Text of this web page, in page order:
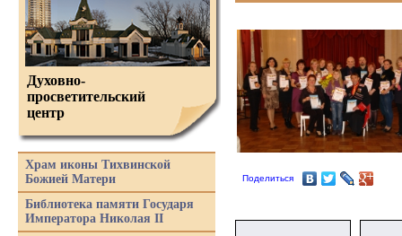
Поделиться
Духовно-
просветительский
центр
Храм иконы Тихвинской
Божией Матери
Библиотека памяти Государя
Императора Николая II